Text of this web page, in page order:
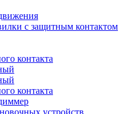
с защитным контактом
контакта
контакта
устройств